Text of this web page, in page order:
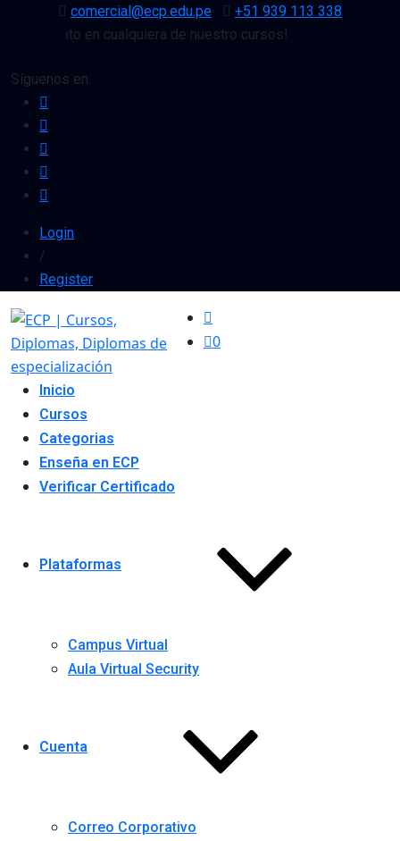
comercial@ecp.edu.pe
+51 939 113 338
en cualquiera de nuestro cursos!
Síguenos en:
Login
/
Register
0
Inicio
Cursos
Categorias
Enseña en ECP
Verificar Certificado
Plataformas
Campus Virtual
Aula Virtual Security
Cuenta
Correo Corporativo